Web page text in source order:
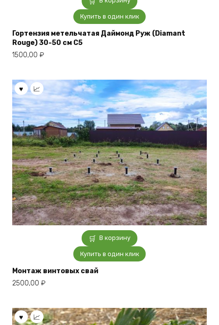
Купить в один клик
Гортензия метельчатая Даймонд Руж (Diamant
Rouge) 30-50 см С5
1500,00 ₽
В корзину
Купить в один клик
Монтаж винтовых свай
2500,00 ₽